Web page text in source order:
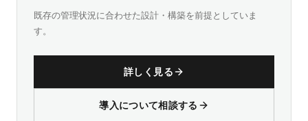
既存の管理状況に合わせた設計・構築を前提としていま
す。
詳しく見る
導入について相談する